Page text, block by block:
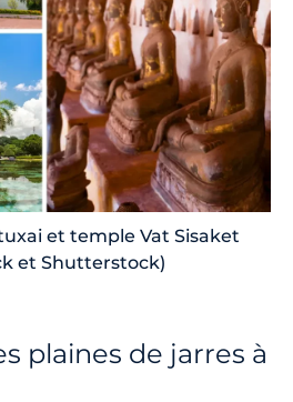
et temple Vat Sisaket
et Shutterstock)
plaines de jarres à